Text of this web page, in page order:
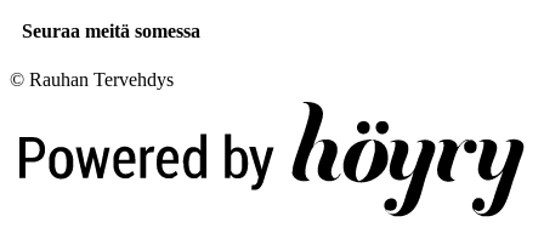
Seuraa meitä somessa
© Rauhan Tervehdys